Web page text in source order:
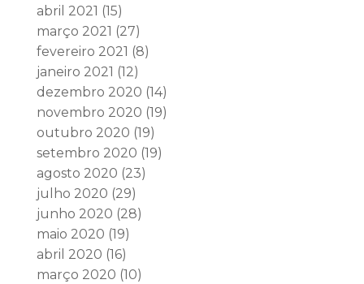
abril 2021 (15)
março 2021 (27)
fevereiro 2021 (8)
janeiro 2021 (12)
dezembro 2020 (14)
novembro 2020 (19)
outubro 2020 (19)
setembro 2020 (19)
agosto 2020 (23)
julho 2020 (29)
junho 2020 (28)
maio 2020 (19)
abril 2020 (16)
março 2020 (10)